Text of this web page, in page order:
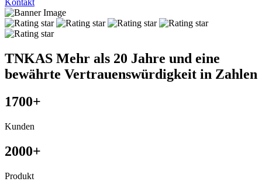
Kontakt
TNKAS Mehr als 20 Jahre und eine
bewährte Vertrauenswürdigkeit in Zahlen
1700+
Kunden
2000+
Produkt